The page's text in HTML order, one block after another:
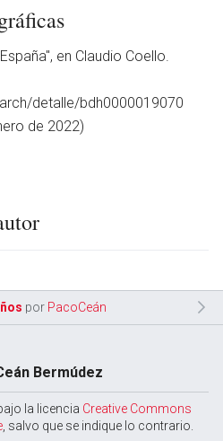
en Claudio Coello.
detalle/bdh0000019070
de 2022)
por PacoCeán
Bermúdez
la licencia Creative Commons
, salvo que se indique lo contrario.